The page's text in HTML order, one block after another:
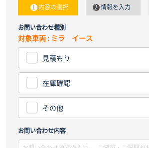
内容の選択 情報を入力
お問い合わせ種別
対象車両 : ミラ イース
見積もり
在庫確認
その他
お問い合わせ内容